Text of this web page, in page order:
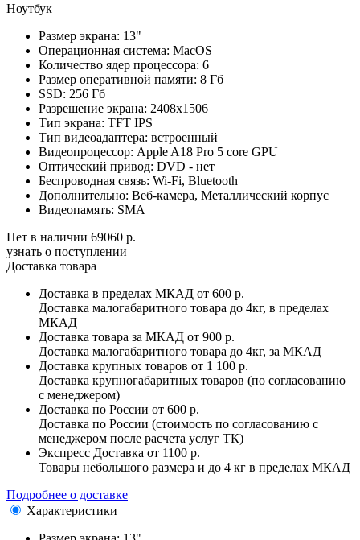
Ноутбук
Размер экрана: 13"
Операционная система: MacOS
Количество ядер процессора: 6
Размер оперативной памяти: 8 Гб
SSD: 256 Гб
Разрешение экрана: 2408x1506
Тип экрана: TFT IPS
Тип видеоадаптера: встроенный
Видеопроцессор: Apple A18 Pro 5 core GPU
Оптический привод: DVD - нет
Беспроводная связь: Wi-Fi, Bluetooth
Дополнительно: Веб-камера, Металлический корпус
Видеопамять: SMA
Нет в наличии 69060 р.
узнать о поступлении
Доставка товара
Доставка в пределах МКАД от 600 р.
Доставка малогабаритного товара до 4кг, в пределах
МКАД
Доставка товара за МКАД от 900 р.
Доставка малогабаритного товара до 4кг, за МКАД
Доставка крупных товаров от 1 100 р.
Доставка крупногабаритных товаров (по согласованию
с менеджером)
Доставка по России от 600 р.
Доставка по России (стоимость по согласованию с
менеджером после расчета услуг ТК)
Экспресс Доставка от 1100 р.
Товары небольшого размера и до 4 кг в пределах МКАД
Подробнее о доставке
Характеристики